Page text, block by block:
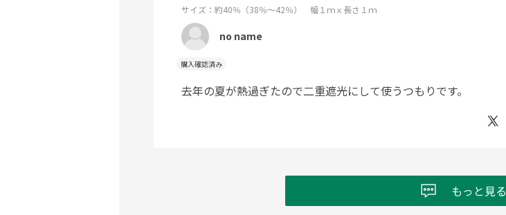
サイズ：約40％（38％～42％） 幅１ｍｘ長さ１ｍ
no name
購入確認済み
去年の夏が熱過ぎたので二重遮光にして使うつもりです。
もっと見る